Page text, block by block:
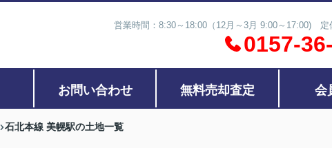
営業時間：8:30～18:00（12月～3月 9:00～17:00) 定
0157-
お問い合わせ 無料売却査定 会
石北本線 美幌駅の土地一覧